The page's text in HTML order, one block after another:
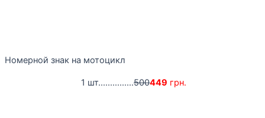
Номерной знак на мотоцикл
1 шт...............500449 грн.